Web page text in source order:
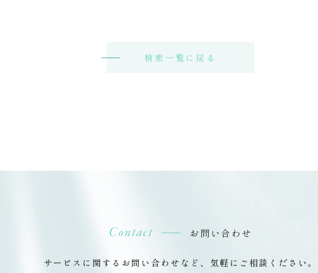
検索一覧に戻る
Contact お問い合わせ
サービスに関するお問い合わせなど、 気軽にご相談ください。